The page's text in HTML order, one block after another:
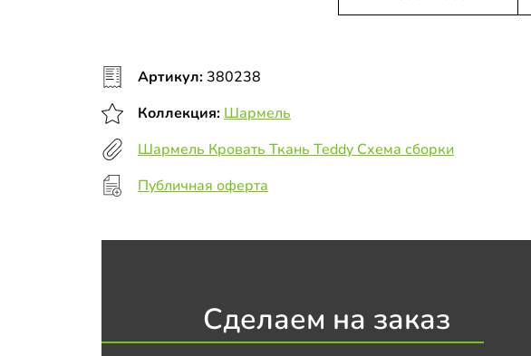
Артикул: 380238
Коллекция: Шармель
Шармель Кровать Ткань Teddy Схема сборки
Публичная оферта
Сделаем на заказ